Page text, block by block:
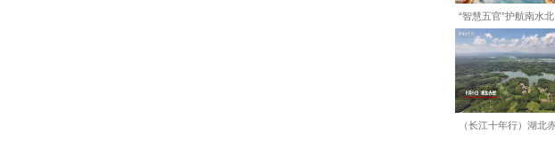
加速术后康复。这类手术的难点贯穿诊疗全程：术前需平衡肿瘤分
胸腔内兼顾肿瘤切除彻底性与心脏手术精准性，术后需攻克心肺功能
个体化方案制定与多学科团队协作，该类高难度手术已成为常规诊疗